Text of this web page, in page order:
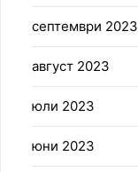
септември 2023
август 2023
юли 2023
юни 2023